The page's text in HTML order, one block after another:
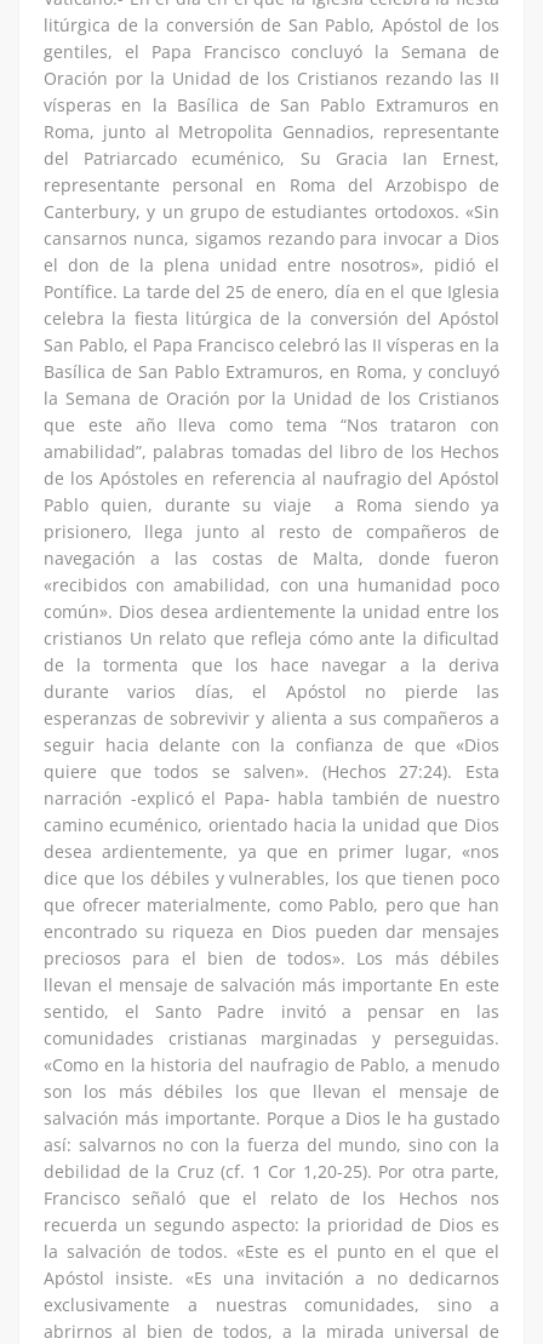
litúrgica de la conversión de San Pablo, Apóstol de los
gentiles, el Papa Francisco concluyó la Semana de
Oración por la Unidad de los Cristianos rezando las II
vísperas en la Basílica de San Pablo Extramuros en
Roma, junto al Metropolita Gennadios, representante
del Patriarcado ecuménico, Su Gracia Ian Ernest,
representante personal en Roma del Arzobispo de
Canterbury, y un grupo de estudiantes ortodoxos. «Sin
cansarnos nunca, sigamos rezando para invocar a Dios
el don de la plena unidad entre nosotros», pidió el
Pontífice. La tarde del 25 de enero, día en el que Iglesia
celebra la fiesta litúrgica de la conversión del Apóstol
San Pablo, el Papa Francisco celebró las II vísperas en la
Basílica de San Pablo Extramuros, en Roma, y concluyó
la Semana de Oración por la Unidad de los Cristianos
que este año lleva como tema “Nos trataron con
amabilidad”, palabras tomadas del libro de los Hechos
de los Apóstoles en referencia al naufragio del Apóstol
Pablo quien, durante su viaje a Roma siendo ya
prisionero, llega junto al resto de compañeros de
navegación a las costas de Malta, donde fueron
«recibidos con amabilidad, con una humanidad poco
común». Dios desea ardientemente la unidad entre los
cristianos Un relato que refleja cómo ante la dificultad
de la tormenta que los hace navegar a la deriva
durante varios días, el Apóstol no pierde las
esperanzas de sobrevivir y alienta a sus compañeros a
seguir hacia delante con la confianza de que «Dios
quiere que todos se salven». (Hechos 27:24). Esta
narración -explicó el Papa- habla también de nuestro
camino ecuménico, orientado hacia la unidad que Dios
desea ardientemente, ya que en primer lugar, «nos
dice que los débiles y vulnerables, los que tienen poco
que ofrecer materialmente, como Pablo, pero que han
encontrado su riqueza en Dios pueden dar mensajes
preciosos para el bien de todos». Los más débiles
llevan el mensaje de salvación más importante En este
sentido, el Santo Padre invitó a pensar en las
comunidades cristianas marginadas y perseguidas.
«Como en la historia del naufragio de Pablo, a menudo
son los más débiles los que llevan el mensaje de
salvación más importante. Porque a Dios le ha gustado
así: salvarnos no con la fuerza del mundo, sino con la
debilidad de la Cruz (cf. 1 Cor 1,20-25). Por otra parte,
Francisco señaló que el relato de los Hechos nos
recuerda un segundo aspecto: la prioridad de Dios es
la salvación de todos. «Este es el punto en el que el
Apóstol insiste. «Es una invitación a no dedicarnos
exclusivamente a nuestras comunidades, sino a
abrirnos al bien de todos, a la mirada universal de